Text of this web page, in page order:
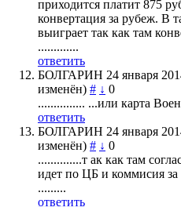
приходится платит 875
конвертация за рубеж. В
выиграет так как там
.............
ответить
БОЛГАРИН 24 января
изменён) # ↓ 0
............... ...или карта
ответить
БОЛГАРИН 24 января
изменён) # ↓ 0
..............т ак как там
идет по ЦБ и коммисия за
.........
ответить